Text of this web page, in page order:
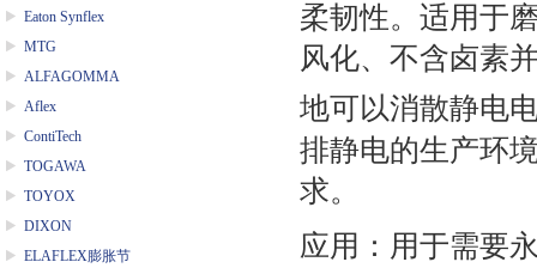
Eaton Synflex
MTG
ALFAGOMMA
Aflex
ContiTech
TOGAWA
TOYOX
DIXON
ELAFLEX膨胀节
柔韧性。适用于
风化、不含卤素
地可以消散静电
排静电的生产环
求。
应用：用于需要